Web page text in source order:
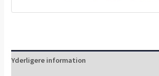
Yderligere information